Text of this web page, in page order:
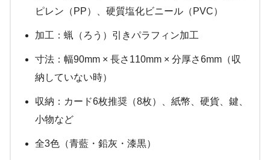
ピレン（PP）、硬質塩化ビニール（PVC）
加工：蝋（ろう）引きパラフィン加工
寸法：幅90mm × 長さ110mm × 分厚さ6mm（収
納していない時）
収納：カード6枚推奨（8枚）、紙幣、硬貨、鍵、
小物など
全3色（青藍・鉛灰・漆黒）